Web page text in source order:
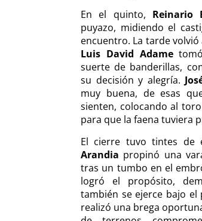
En el quinto, Reinario
puyazo, midiendo el
encuentro. La tarde
Luis David Adame
suerte de banderillas,
su decisión y alegría.
muy buena, de esas
sienten, colocando al
para que la faena tuviera
El cierre tuvo tintes de
Arandia propinó una
tras un tumbo en el
logró el propósito,
también se ejerce bajo el
realizó una brega